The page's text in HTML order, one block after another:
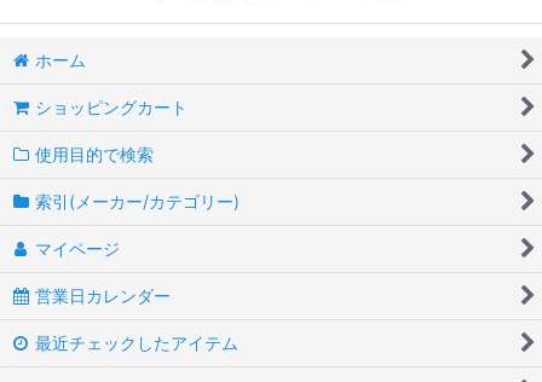
ホーム
ショッピングカート
使用目的で検索
索引(メーカー/カテゴリー)
マイページ
営業日カレンダー
最近チェックしたアイテム